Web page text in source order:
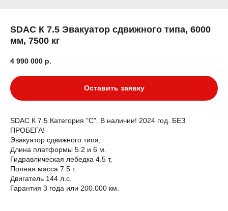
SDAC К 7.5 Эвакуатор сдвижного типа, 6000
мм, 7500 кг
4 990 000 р.
Оставить заявку
SDAC К 7.5 Категория "С". В наличии! 2024 год. БЕЗ
ПРОБЕГА!
Эвакуатор сдвижного типа,
Длина платформы 5.2 и 6 м.
Гидравлическая лебедка 4.5 т,
Полная масса 7.5 т.
Двигатель 144 л.с.
Гарантия 3 года или 200.000 км.